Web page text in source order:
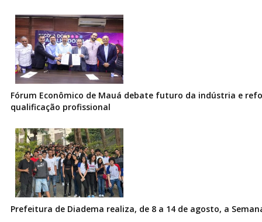
Fórum Econômico de Mauá debate futuro da indústria e
qualificação profissional
Prefeitura de Diadema realiza, de 8 a 14 de agosto, a